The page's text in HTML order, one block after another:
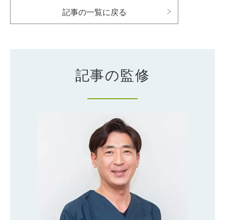
記事の一覧に戻る
記事の監修